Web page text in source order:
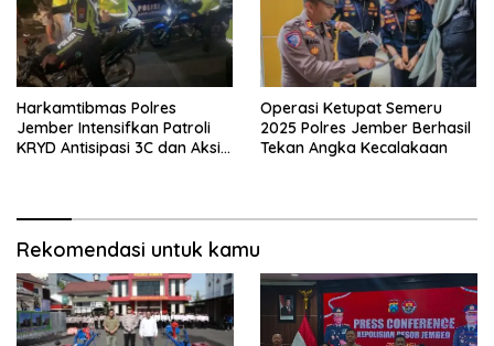
Harkamtibmas Polres
Jember Intensifkan Patroli
KRYD Antisipasi 3C dan Aksi
Operasi Ketupat Semeru
2025 Polres Jember Berhasil
Tekan Angka Kecalakaan
Rekomendasi untuk kamu